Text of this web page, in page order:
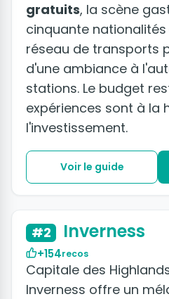
gratuits, la scène
cinquante
réseau de transports
d'une ambiance à
stations. Le budget
expériences sont à la
l'investissement.
Voir le guide
#2 Inverness
+154recos
Capitale des
Inverness offre un